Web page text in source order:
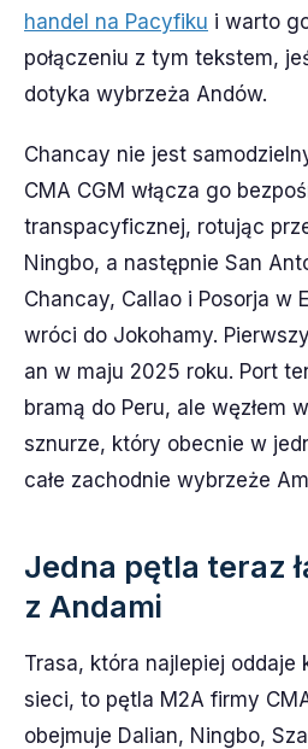
handel na Pacyfiku i warto
połączeniu z tym tekstem,
dotyka wybrzeża Andów.
Chancay nie jest
CMA CGM włącza go
transpacyficznej, rotując
Ningbo, a następnie San
Chancay, Callao i Posorja w
wróci do Jokohamy.
an w maju 2025 roku. Port
bramą do Peru, ale węzłem
sznurze, który obecnie w
całe zachodnie wybrzeże
Jedna pętla teraz
z Andami
Trasa, która najlepiej oddaje
sieci, to pętla M2A firmy
obejmuje Dalian, Ningbo,